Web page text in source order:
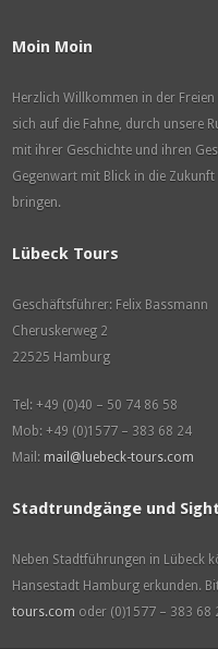
Moin Moin
Herzlich Willkommen in der
sich auf die Fahne, durch unsere
mit ihrer Geschichte und ihren
Gegenwart mit Blick in die
bringen.
Lübeck Tours
Geschäftsführer: Felix Bassmann
Cheruskerweg 2
22525 Hamburg
Tel: +49 (0)40 – 50 74 86 58
Mob: +49 (0)1577 – 383 68 24
Mail: mail@luebeck-tours.com
Stadtrundgänge und
Neben Stadtführungen in Lübeck
Hansestadt Hamburg erkunden.
tours.com oder (0)1577 – 383 68